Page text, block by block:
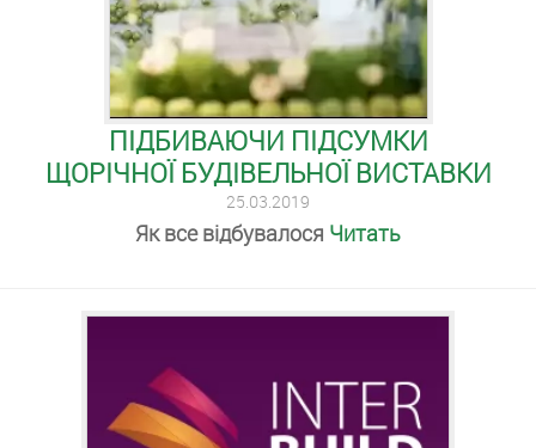
ПІДБИВАЮЧИ ПІДСУМКИ
ЩОРІЧНОЇ БУДІВЕЛЬНОЇ ВИСТАВКИ
25.03.2019
Як все відбувалося Читать